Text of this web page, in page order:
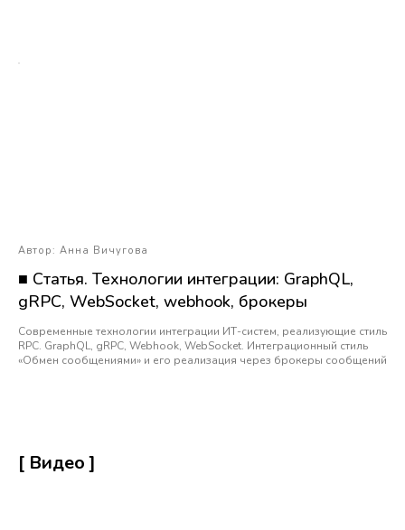
Автор: Анна Вичугова
■ Статья. Технологии интеграции: GraphQL,
gRPC, WebSocket, webhook, брокеры
Современные технологии интеграции ИТ-систем, реализующие стиль
RPC. GraphQL, gRPC, Webhook, WebSocket. Интеграционный стиль
«Обмен сообщениями» и его реализация через брокеры сообщений
[ Видео ]